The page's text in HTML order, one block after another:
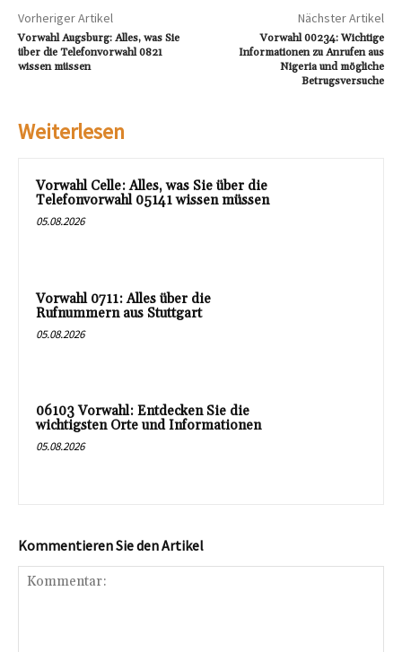
Vorheriger Artikel
Vorwahl Augsburg: Alles, was Sie
über die Telefonvorwahl 0821
wissen müssen
Nächster Artikel
Vorwahl 00234: Wichtige
Informationen zu Anrufen aus
Nigeria und mögliche
Betrugsversuche
Weiterlesen
Vorwahl Celle: Alles, was Sie über die
Telefonvorwahl 05141 wissen müssen
05.08.2026
Vorwahl 0711: Alles über die
Rufnummern aus Stuttgart
05.08.2026
06103 Vorwahl: Entdecken Sie die
wichtigsten Orte und Informationen
05.08.2026
Kommentieren Sie den Artikel